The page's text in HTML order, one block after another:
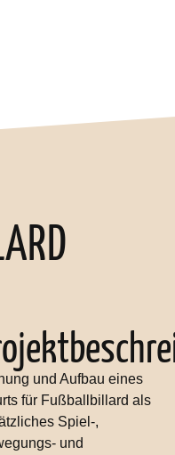
und Aufbau eines
für Fußballbillard als
Spiel-,
und